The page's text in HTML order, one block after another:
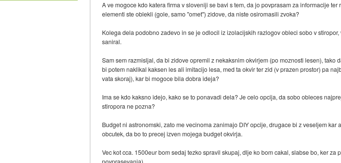
A ve mogoce kdo katera firma v sloveniji se bavi s tem, da jo povprasam za informacije
elementi ste oblekli (gole, samo "omet") zidove, da niste osiromasili zvoka?
Kolega dela podobno zadevo in se je odlocil iz izolacijskih razlogov obleci sobo v
saniral.
Sam sem razmisljal, da bi zidove opremil z nekaksnim okvirjem (po moznosti lesen),
bi potem naklikal kaksen les ali imitacijo lesa, med ta okvir ter zid (v prazen prostor) pa
vata skoraj), kar bi mogoce bila dobra ideja?
Ima se kdo kaksno idejo, kako se to ponavadi dela? Je celo opcija, da sobo obleces
stiropora ne pozna?
Budget ni astronomski, zato me vecinoma zanimajo DIY opcije, drugace bi z veseljem
obcutek, da bo to precej izven mojega budget okvirja.
Vec kot cca. 1500eur bom sedaj tezko spravil skupaj, dlje ko bom cakal, slabse bo, ker